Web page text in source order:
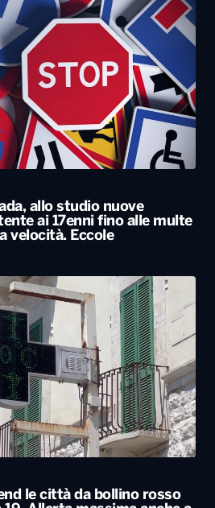
allo studio nuove
ai 17enni fino alle multe
velocità. Eccole
le città da bollino rosso